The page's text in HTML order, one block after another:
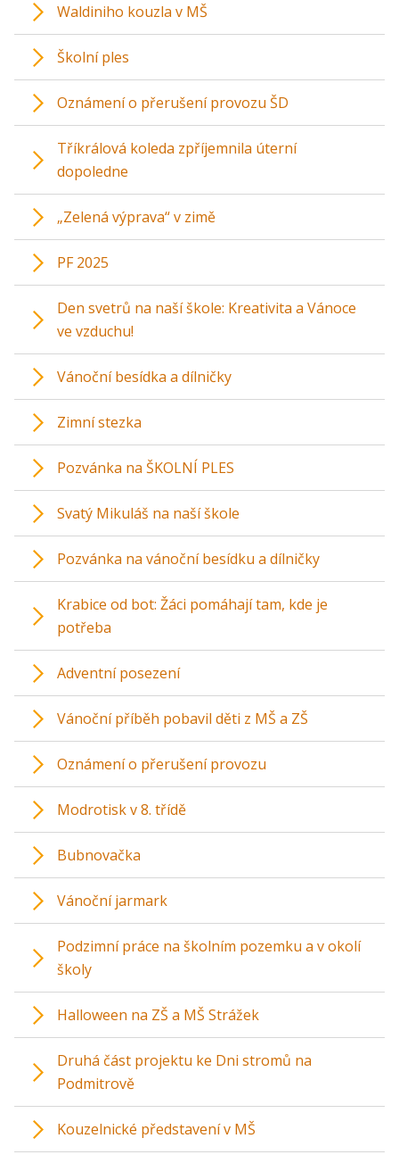
Waldiniho kouzla v MŠ
Školní ples
Oznámení o přerušení provozu ŠD
Tříkrálová koleda zpříjemnila úterní
dopoledne
„Zelená výprava“ v zimě
PF 2025
Den svetrů na naší škole: Kreativita a Vánoce
ve vzduchu!
Vánoční besídka a dílničky
Zimní stezka
Pozvánka na ŠKOLNÍ PLES
Svatý Mikuláš na naší škole
Pozvánka na vánoční besídku a dílničky
Krabice od bot: Žáci pomáhají tam, kde je
potřeba
Adventní posezení
Vánoční příběh pobavil děti z MŠ a ZŠ
Oznámení o přerušení provozu
Modrotisk v 8. třídě
Bubnovačka
Vánoční jarmark
Podzimní práce na školním pozemku a v okolí
školy
Halloween na ZŠ a MŠ Strážek
Druhá část projektu ke Dni stromů na
Podmitrově
Kouzelnické představení v MŠ